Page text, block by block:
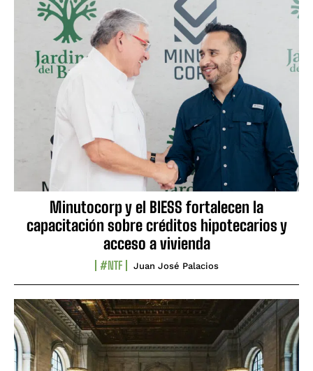
Minutocorp y el BIESS fortalecen la
capacitación sobre créditos hipotecarios y
acceso a vivienda
#NTF Juan José Palacios